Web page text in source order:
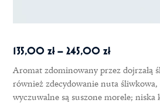
135,00zł – 245,00złZakres
cen:
od
Aromat zdominowany przez dojrzałą
również zdecydowanie nuta
wyczuwalne są suszone morele; niska